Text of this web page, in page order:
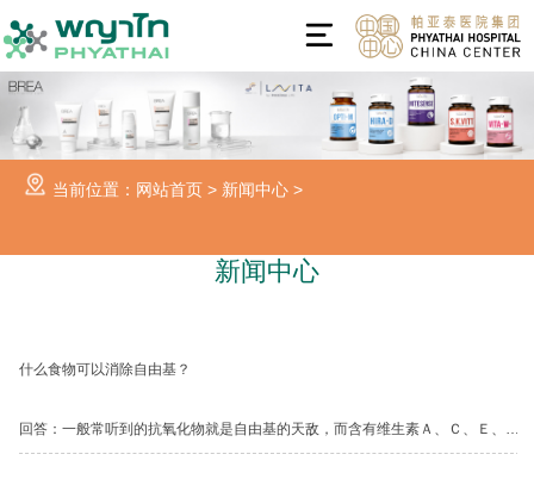
当前位置： 网站首页 > 新闻中心 >
新闻中心
什么食物可以消除自由基？
回答：一般常听到的抗氧化物就是自由基的天敌，而含有维生素Ａ、Ｃ、Ｅ、β-胡萝卜素、茄红素都具有抗氧化的功效。...